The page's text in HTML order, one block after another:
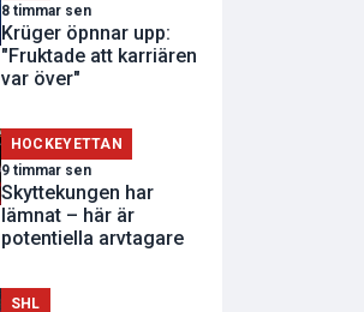
8 timmar sen
Krüger öpnnar upp:
"Fruktade att karriären
var över"
HOCKEYETTAN
9 timmar sen
Skyttekungen har
lämnat – här är
potentiella arvtagare
SHL